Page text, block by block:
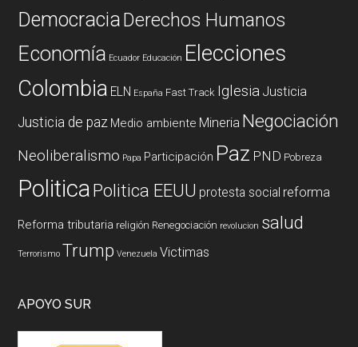
DemocraciaDerechos Humanos
Economía Ecuador Educación Elecciones
Colombia ELN España Fast Track Iglesia Justicia
Justicia de paz Medio ambiente Mineria Negociación
Neoliberalismo Papa Participación Paz PND Pobreza
PoliticaPolitica EEUU protesta social reforma
Reforma tributaria religión Renegociación revolucion salud
Terrorismo Trump Venezuela Victimas
APOYO SUR